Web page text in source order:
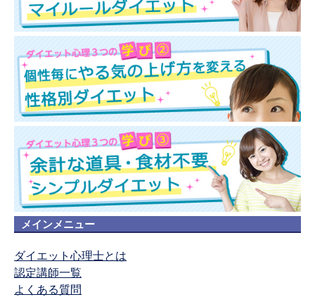
メインメニュー
ダイエット心理士とは
認定講師一覧
よくある質問